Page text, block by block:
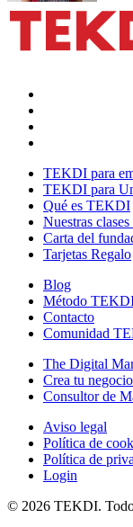
TEKDI para
TEKDI para
Qué es TEKDI
Nuestras
Carta del
Tarjetas Regalo
Blog
Método
Contacto
Comunidad
The Digital
Crea tu
Consultor de
Aviso legal
Política de
Política de
Login
© 2026 TEKDI.